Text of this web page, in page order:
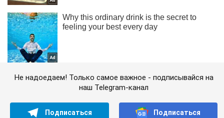
Не надоедаем! Только самое важное - подписывайся на
наш Telegram-канал
Подписаться Подписаться